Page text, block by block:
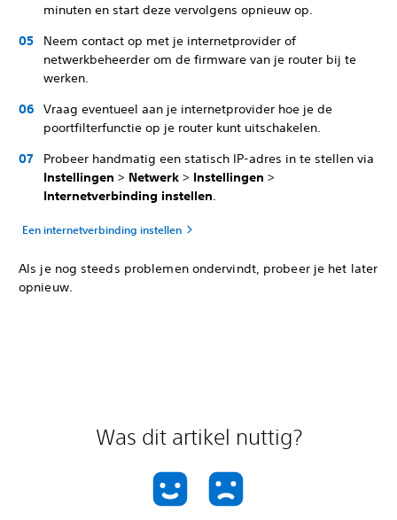
minuten en start deze vervolgens opnieuw op.
Neem contact op met je internetprovider of
netwerkbeheerder om de firmware van je router bij te
werken.
Vraag eventueel aan je internetprovider hoe je de
poortfilterfunctie op je router kunt uitschakelen.
Probeer handmatig een statisch IP-adres in te stellen via
Instellingen > Netwerk > Instellingen >
Internetverbinding instellen.
Een internetverbinding instellen
Als je nog steeds problemen ondervindt, probeer je het later
opnieuw.
Was dit artikel nuttig?